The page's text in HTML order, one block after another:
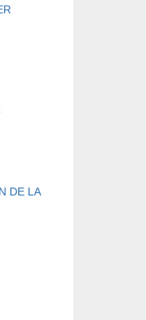
DE LA